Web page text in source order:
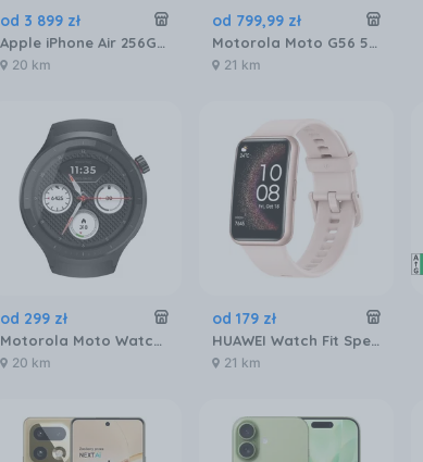
od 3 899 zł
Apple iPhone Air 256GB Gwiezdna czerń
20 km
od 799,99 zł
Motorola Moto G56 5G 8/256GB Czarny
21 km
od 299 zł
Motorola Moto Watch Volcanic Ash (Black)
20 km
od 179 zł
HUAWEI Watch Fit Special Edition Różowy
21 km